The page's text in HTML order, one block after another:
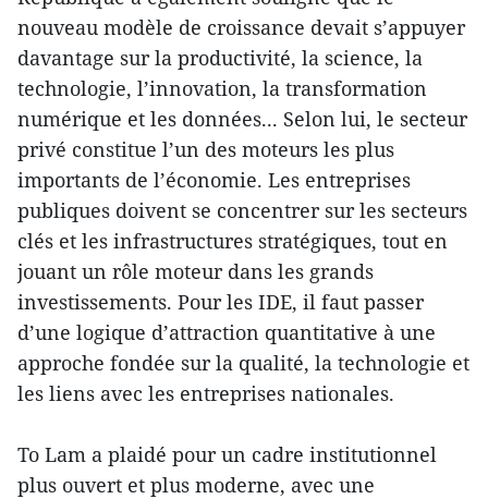
nouveau modèle de croissance devait s’appuyer
davantage sur la productivité, la science, la
technologie, l’innovation, la transformation
numérique et les données... Selon lui, le secteur
privé constitue l’un des moteurs les plus
importants de l’économie. Les entreprises
publiques doivent se concentrer sur les secteurs
clés et les infrastructures stratégiques, tout en
jouant un rôle moteur dans les grands
investissements. Pour les IDE, il faut passer
d’une logique d’attraction quantitative à une
approche fondée sur la qualité, la technologie et
les liens avec les entreprises nationales.
To Lam a plaidé pour un cadre institutionnel
plus ouvert et plus moderne, avec une